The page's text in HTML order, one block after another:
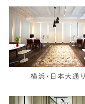
横浜・日本大通り